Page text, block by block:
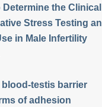
the Clinical
Stress Testing
in Male Infertility
blood-testis barrier
of adhesion